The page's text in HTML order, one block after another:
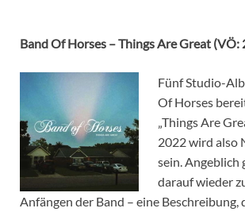
Band Of Horses – Things Are Great (VÖ:
Fünf Studio-
Of Horses
„Things Are
2022 wird also
sein. Angeblich
darauf wieder
Anfängen der Band – eine Beschreibung,